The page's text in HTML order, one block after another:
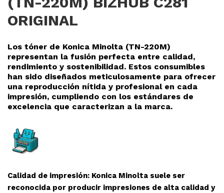
ORIGINAL
Los tóner de Konica Minolta (TN-220M)
representan la fusión perfecta entre calidad,
rendimiento y sostenibilidad. Estos consumibles
han sido diseñados meticulosamente para ofrecer
una reproducción nítida y profesional en cada
impresión, cumpliendo con los estándares de
excelencia que caracterizan a la marca.
Calidad de impresión: Konica Minolta suele ser
reconocida por producir impresiones de alta calidad y